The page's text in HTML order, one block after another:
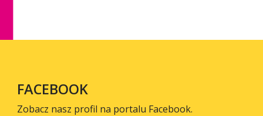
FACEBOOK
Zobacz nasz profil na portalu Facebook.